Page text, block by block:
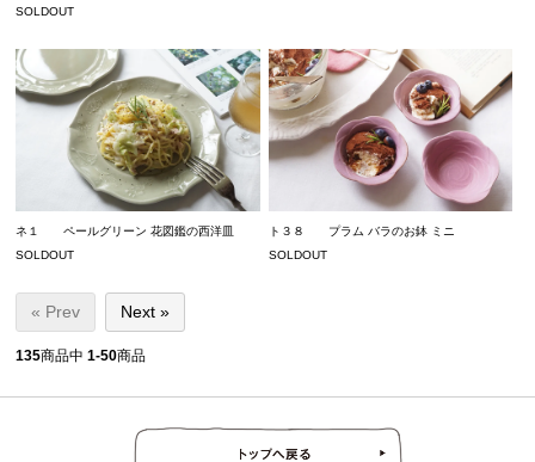
SOLDOUT
ネ１ ペールグリーン 花図鑑の西洋皿
SOLDOUT
ト３８ プラム バラのお鉢 ミニ
SOLDOUT
« Prev Next »
135商品中 1-50商品